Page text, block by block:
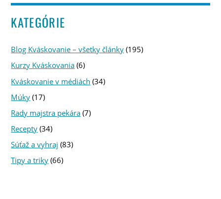
KATEGÓRIE
Blog Kváskovanie – všetky články (195)
Kurzy Kváskovania (6)
Kváskovanie v médiách (34)
Múky (17)
Rady majstra pekára (7)
Recepty (34)
Súťaž a vyhraj (83)
Tipy a triky (66)